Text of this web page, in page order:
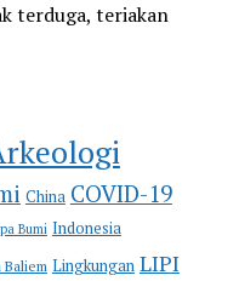
terduga, teriakan
China COVID-19
Bumi Indonesia
Baliem Lingkungan LIPI